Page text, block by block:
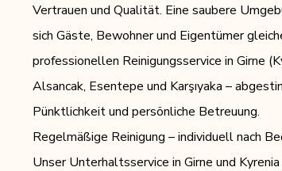
Vertrauen und Qualität. Eine saubere
sich Gäste, Bewohner und Eigentümer
professionellen Reinigungsservice in Girne
Alsancak, Esentepe und Karşıyaka –
Pünktlichkeit und persönliche Betreuung.
Regelmäßige Reinigung – individuell nach
Unser Unterhaltsservice in Girne und